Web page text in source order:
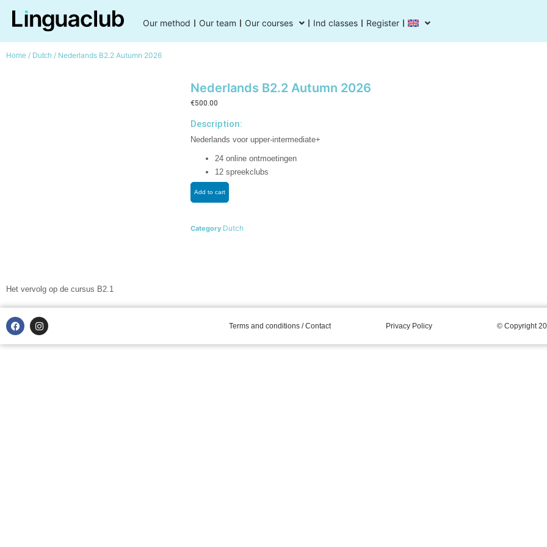
Our method Our team Our courses Ind classes Register
Home / Dutch / Nederlands B2.2 Autumn 2026
Nederlands B2.2 Autumn 2026
€500.00
Description:
Nederlands voor upper-intermediate+
24 online ontmoetingen
12 spreekclubs
Add to cart
Category Dutch
Het vervolg op de cursus B2.1
Terms and conditions / Contact Privacy Policy © Copyright